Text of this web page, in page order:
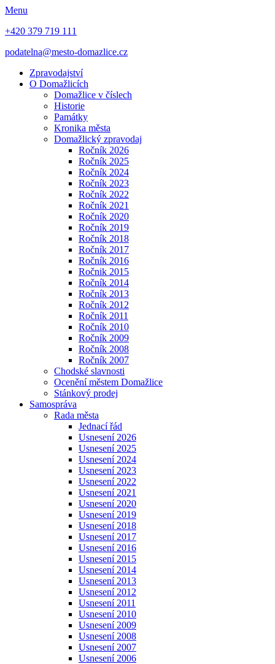
Menu
+420 379 719 111
podatelna@mesto-domazlice.cz
Zpravodajství
O Domažlicích
Domažlice v číslech
Historie
Památky
Kronika města
Domažlický zpravodaj
Ročník 2026
Ročník 2025
Ročník 2024
Ročník 2023
Ročník 2022
Ročník 2021
Ročník 2020
Ročník 2019
Ročník 2018
Ročník 2017
Ročník 2016
Ročnik 2015
Ročník 2014
Ročník 2013
Ročník 2012
Ročník 2011
Ročník 2010
Ročník 2009
Ročník 2008
Ročník 2007
Chodské slavnosti
Ocenění městem Domažlice
Stánkový prodej
Samospráva
Rada města
Jednací řád
Usnesení 2026
Usnesení 2025
Usnesení 2024
Usnesení 2023
Usnesení 2022
Usnesení 2021
Usnesení 2020
Usnesení 2019
Usnesení 2018
Usnesení 2017
Usnesení 2016
Usnesení 2015
Usnesení 2014
Usnesení 2013
Usnesení 2012
Usnesení 2011
Usnesení 2010
Usnesení 2009
Usnesení 2008
Usnesení 2007
Usnesení 2006